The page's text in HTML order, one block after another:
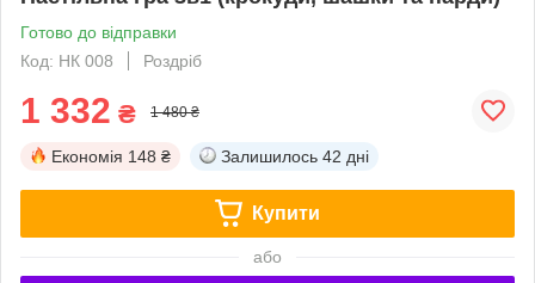
Готово до відправки
Код: НК 008
Роздріб
1 332 ₴ 1 480 ₴
Економія 148 ₴ Залишилось 42 дні
Купити
або